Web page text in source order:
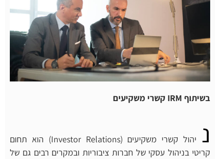
בשיתוף IRM קשרי משקיעים
נ
יהול קשרי משקיעים (Investor Relations) הוא תחום
קריטי בניהול עסקי של חברות ציבוריות ובמקרים רבים גם של